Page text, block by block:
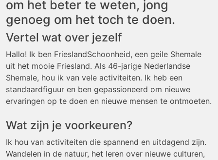
om het beter te weten, jong
genoeg om het toch te doen.
Vertel wat over jezelf
Hallo! Ik ben FrieslandSchoonheid, een geile Shemale
uit het mooie Friesland. Als 46-jarige Nederlandse
Shemale, hou ik van vele activiteiten. Ik heb een
standaardfiguur en ben gepassioneerd om nieuwe
ervaringen op te doen en nieuwe mensen te ontmoeten.
Wat zijn je voorkeuren?
Ik hou van activiteiten die spannend en uitdagend zijn.
Wandelen in de natuur, het leren over nieuwe culturen,